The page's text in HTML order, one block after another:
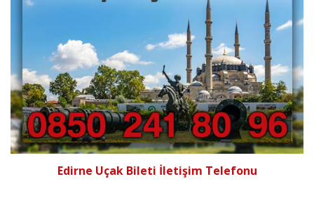
Edirne Uçak Bileti İletişim Telefonu